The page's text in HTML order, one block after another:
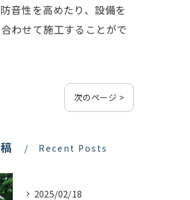
音性を高めたり、設備を
わせて施工することがで
次のページ >
Recent Posts
2025/02/18